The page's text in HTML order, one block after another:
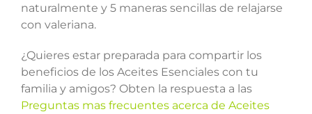
naturalmente y 5 maneras sencillas de relajarse
con valeriana.
¿Quieres estar preparada para compartir los
beneficios de los Aceites Esenciales con tu
familia y amigos? Obten la respuesta a las
Preguntas mas frecuentes acerca de Aceites